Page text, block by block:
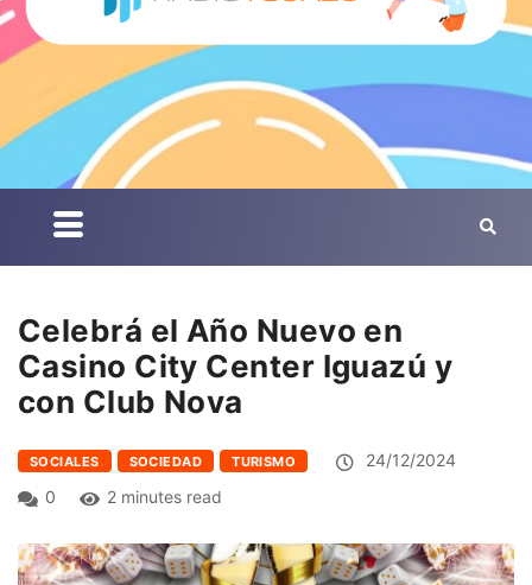
Celebrá el Año Nuevo en
Casino City Center Iguazú y
con Club Nova
SOCIALES SOCIEDAD TURISMO
24/12/2024
0
2 minutes read